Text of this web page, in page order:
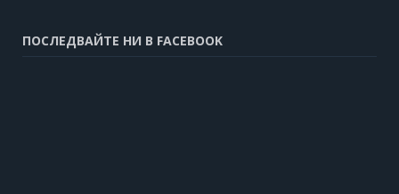
ПОСЛЕДВАЙТЕ НИ В FACEBOOK